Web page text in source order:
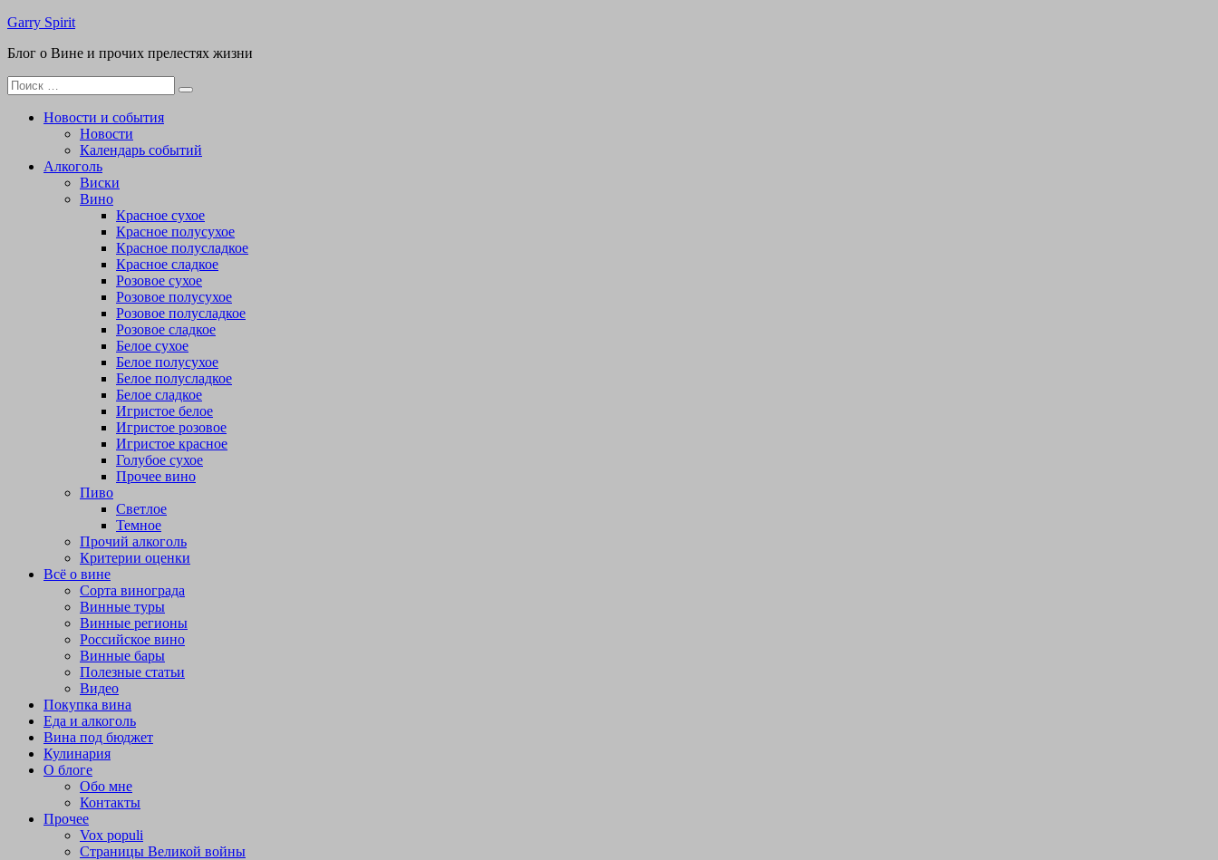
Перейти
содержимому
Garry Spirit
Блог о Вине и прочих прелестях жизни
Поиск
для:
Новости и события
Новости
Календарь событий
Алкоголь
Виски
Вино
Красное сухое
Красное полусухое
Красное полусладкое
Красное сладкое
Розовое сухое
Розовое полусухое
Розовое полусладкое
Розовое сладкое
Белое сухое
Белое полусухое
Белое полусладкое
Белое сладкое
Игристое белое
Игристое розовое
Игристое красное
Голубое сухое
Прочее вино
Пиво
Светлое
Темное
Прочий алкоголь
Критерии оценки
Всё о вине
Сорта винограда
Винные туры
Винные регионы
Российское вино
Винные бары
Полезные статьи
Видео
Покупка вина
Еда и алкоголь
Вина под бюджет
Кулинария
О блоге
Обо мне
Контакты
Прочее
Vox populi
Страницы Великой войны